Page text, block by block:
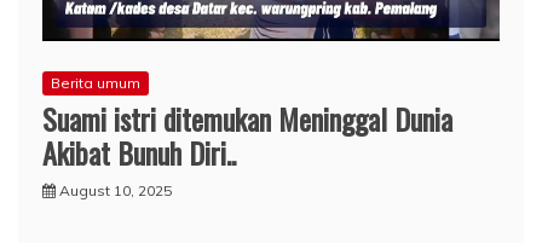
Berita umum
Suami istri ditemukan Meninggal Dunia
Akibat Bunuh Diri..
August 10, 2025